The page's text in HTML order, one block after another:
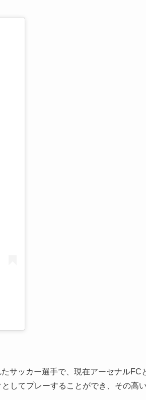
サッカー選手で、現在アーセナルFC
してプレーすることができ、その高